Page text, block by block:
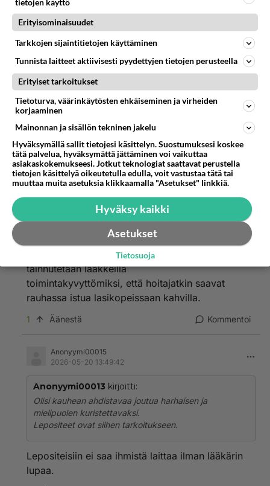
Äänestä Kommentoi
2026-05-20 12:51:47
Olisi kauhean ahdistavaa joutua harhaisen ja
mielipuolen kuristettavaksi.
Lepositeet ovat siihen tarkoitukseen.
1
Anonyymi00014
2026-05-20 13:49:16
Anonyymi00013 kirjoitti:
Olisi kauhean ahdistavaa joutua harhaisen ja
mielipuolen kuristettavaksi.
Lepositeet ovat siihen tarkoitukseen.
Onko sellaisia uhkia ? Yleensä vanhukset
tainnutetaan lääkkeillä
toimintakyvyttömiksi, että hoitajatkin saavat
rauhassa istua lasikopeissaan kahvilla.
1 Äänestä Kommentoi
Anonyymi00015
2026-05-20 13:49:42
Anonyymi00013 kirjoitti:
Olisi kauhean ahdistavaa joutua harhaisen ja
mielipuolen kuristettavaksi.
Lepositeet ovat siihen tarkoitukseen.
Lepositeisiin ei saa ihmistä laittaa ilman lääkärin
lupaa.
tietojen käyttö
Erityisominaisuudet
Tarkkojen sijaintitietojen käyttäminen
Tunnista laitteet aktiivisesti pyydettyjen tietojen perusteella
Erityiset tarkoitukset
Tietoturva, väärinkäytösten ehkäiseminen ja virheiden
korjaaminen
Mainonnan ja sisällön tekninen jakelu
Hyväksymällä sallit tietojesi käsittelyn. Suostumuksesi koskee
tätä palvelua, hyväksymättä jättäminen voi vaikuttaa
asiakaskokemukseesi. Jotkut teknologiat saattavat perustella
tietojen käsittelyä oikeutetulla edulla, voit vastustaa tätä tai
muuttaa muita asetuksia klikkaamalla "Asetukset" linkkiä.
Hyväksy kaikki
Asetukset
Tietosuoja